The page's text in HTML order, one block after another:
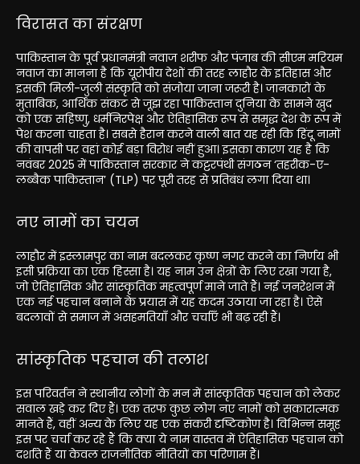
विरासत का संरक्षण
पाकिस्तान के पूर्व प्रधानमंत्री नवाज शरीफ और पंजाब की सीएम मरियम
नवाज का मानना है कि यूरोपीय देशों की तरह लाहौर के इतिहास और
इसकी मिली-जुली संस्कृति को संजोया जाना जरूरी है। जानकारों के
मुताबिक, आर्थिक संकट से जूझ रहा पाकिस्तान दुनिया के सामने खुद
को एक सहिष्णु, धर्मनिरपेक्ष और ऐतिहासिक रूप से समृद्ध देश के रूप में
पेश करना चाहता है। सबसे हैरान करने वाली बात यह रही कि हिंदू नामों
की वापसी पर वहां कोई बड़ा विरोध नहीं हुआ। इसका कारण यह है कि
नवंबर 2025 में पाकिस्तान सरकार ने कट्टरपंथी संगठन ‘तहरीक-ए-
लब्बैक पाकिस्तान’ (TLP) पर पूरी तरह से प्रतिबंध लगा दिया था।
नए नामों का चयन
लाहौर में इस्लामपुर का नाम बदलकर कृष्ण नगर करने का निर्णय भी
इसी प्रक्रिया का एक हिस्सा है। यह नाम उन क्षेत्रों के लिए रखा गया है,
जो ऐतिहासिक और सांस्कृतिक महत्वपूर्ण माने जाते हैं। नई जनरेशन में
एक नई पहचान बनाने के प्रयास में यह कदम उठाया जा रहा है। ऐसे
बदलावों से समाज में असहमतियाँ और चर्चाएँ भी बढ़ रही हैं।
सांस्कृतिक पहचान की तलाश
इस परिवर्तन ने स्थानीय लोगों के मन में सांस्कृतिक पहचान को लेकर
सवाल खड़े कर दिए हैं। एक तरफ कुछ लोग नए नामों को सकारात्मक
मानते हैं, वहीं अन्य के लिए यह एक संकरी दृष्टिकोण है। विभिन्न समूह
इस पर चर्चा कर रहे हैं कि क्या ये नाम वास्तव में ऐतिहासिक पहचान को
दर्शाते हैं या केवल राजनीतिक नीतियों का परिणाम हैं।